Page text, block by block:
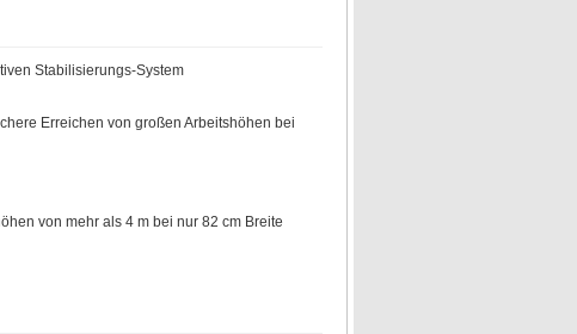
Stabilisierungs-System
Erreichen von großen Arbeitshöhen bei
von mehr als 4 m bei nur 82 cm Breite